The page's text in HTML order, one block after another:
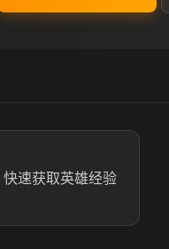
速获取英雄经验